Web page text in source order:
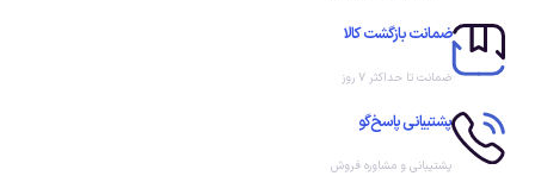
ضمانت بازگشت کالا
ضمانت تا حداکثر ۷ روز
پشتیبانی پاسخ‌گو
پشتیبانی و مشاوره فروش